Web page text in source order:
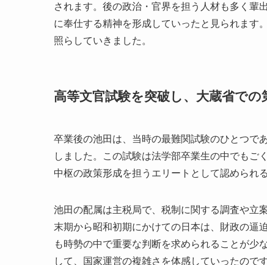
されます。後の政治・官界を担う人材も多く輩
に奉仕する精神を形成していったと見られます
照らしていきました。
高等文官試験を突破し、大蔵省での
卒業後の池田は、当時の最難関試験のひとつで
しました。この試験は法学部卒業生の中でもご
中枢の政策形成を担うエリートとして認められ
池田の配属は主税局で、税制に関する調査や立
末期から昭和初期にかけての日本は、財政の逼
も時勢の中で重要な判断を求められることが少
して、国家運営の複雑さを体感していったのです